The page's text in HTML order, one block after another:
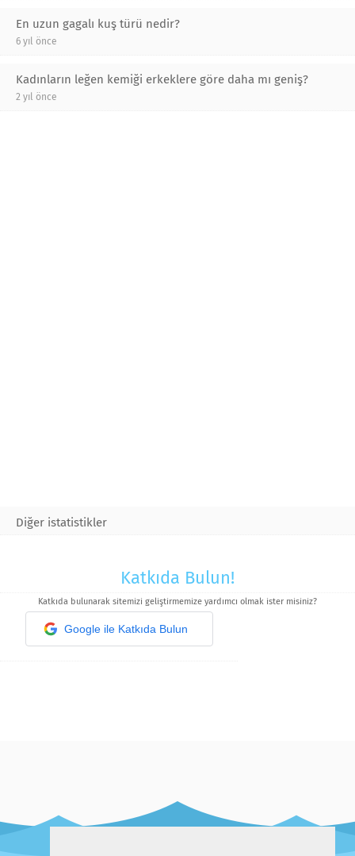
En uzun gagalı kuş türü nedir?
6 yıl önce
Kadınların leğen kemiği erkeklere göre daha mı geniş?
2 yıl önce
Diğer istatistikler
Katkıda Bulun!
Katkıda bulunarak sitemizi geliştirmemize yardımcı olmak ister misiniz?
Google ile Katkıda Bulun